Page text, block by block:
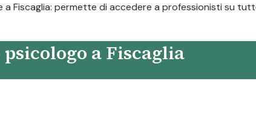
a Fiscaglia: permette di accedere a professionisti su
a Fiscaglia